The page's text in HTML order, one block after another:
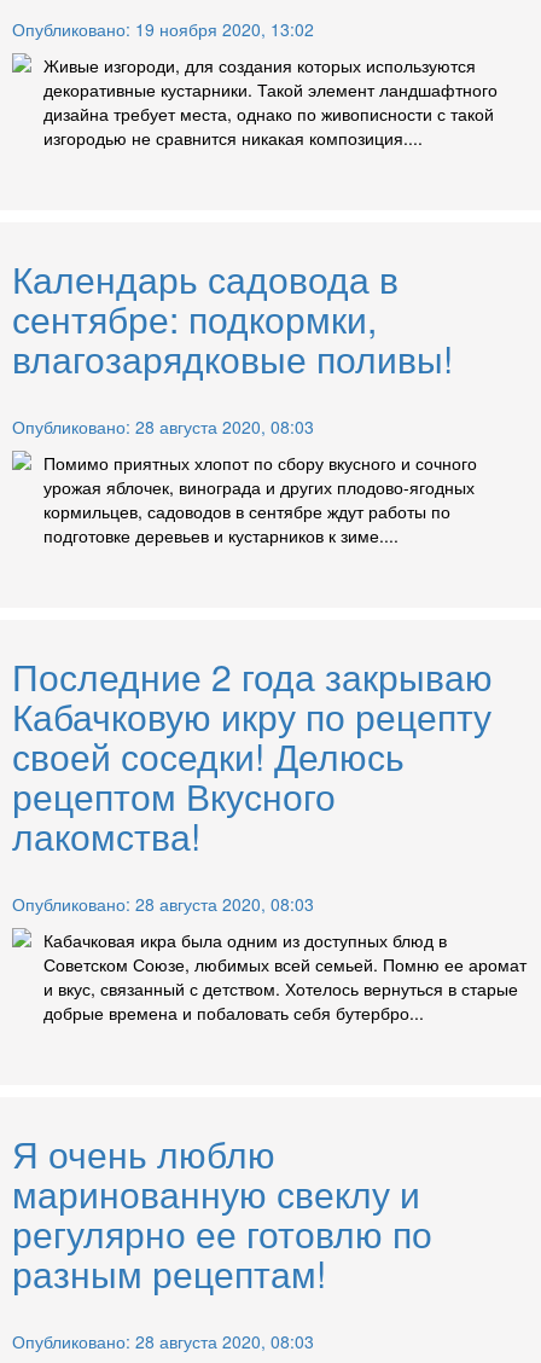
Опубликовано: 19 ноября 2020, 13:02
Живые изгороди, для создания которых используются
декоративные кустарники. Такой элемент ландшафтного
дизайна требует места, однако по живописности с такой
изгородью не сравнится никакая композиция....
Календарь садовода в
сентябре: подкормки,
влагозарядковые поливы!
Опубликовано: 28 августа 2020, 08:03
Помимо приятных хлопот по сбору вкусного и сочного
урожая яблочек, винограда и других плодово-ягодных
кормильцев, садоводов в сентябре ждут работы по
подготовке деревьев и кустарников к зиме....
Последние 2 года закрываю
Кабачковую икру по рецепту
своей соседки! Делюсь
рецептом Вкусного
лакомства!
Опубликовано: 28 августа 2020, 08:03
Кабачковая икра была одним из доступных блюд в
Советском Союзе, любимых всей семьей. Помню ее аромат
и вкус, связанный с детством. Хотелось вернуться в старые
добрые времена и побаловать себя бутербро...
Я очень люблю
маринованную свеклу и
регулярно ее готовлю по
разным рецептам!
Опубликовано: 28 августа 2020, 08:03